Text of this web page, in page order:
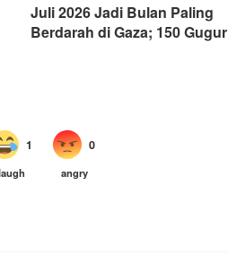
Juli 2026 Jadi Bulan Paling
Berdarah di Gaza; 150 Gugur